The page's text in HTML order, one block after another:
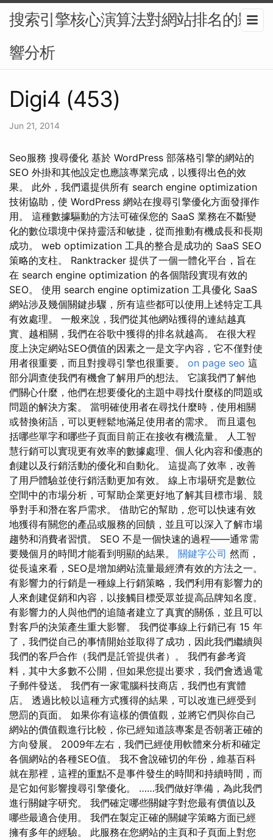
搜索引擎核心演算法對網站排名的影
響分析
Digi4 (453)
Jun 21, 2014
Seo服務 搜尋優化 基於 WordPress 部落格引擎的網站的
SEO 外掛和其他設定也應該專業完成，以獲得出色的效
果。 此外，我們還提供所有 search engine optimization
技術協助，使 WordPress 網站在搜尋引擎優化方面發揮作
用。 這種數據驅動的方法可確保您的 SaaS 業務在不斷變
化的數位環境中保持靈活和敏捷，從而推動有機成長和長期
成功。 web optimization 工具的整合是成功的 SaaS SEO
策略的支柱。 Ranktracker 提供了一個一體化平台，旨在
在 search engine optimization 的各個階段實現有效的
SEO。 使用 search engine optimization 工具優化 SaaS
網站涉及幾個關鍵步驟，所有這些都可以使用上述特定工具
有效處理。 一般來說，我們從其他網站獲得的連結越真
實、越相關，我們在谷歌中獲得的排名就越高。 在很大程
度上決定網站SEO價值的因素之一是文字內容，它不僅對使
用者很重要，而且對搜尋引擎也很重要。 on page seo 這
部分調查使我們有機會了解用戶的想法。 它讓我們了解他
們關心什麼，他們在想要優化的主題中尋找什麼樣的問題或
問題的解決方案。 當明確使用者在尋找什麼時，使用相關
或替換術語，可以更輕鬆地滿足使用者的需求。 而且還包
括哪些單字和哪些子頁面目前正在接收有機流量。 人工智
慧行銷可以實現更有效率的數據處理、個人化內容和優惠的
創建以及行銷活動的優化和自動化。 這提高了效率，改善
了用戶體驗並使行銷活動更加有效。 線上市場研究是數位
空間中的市場分析，可幫助企業更好地了解其目標市場、競
爭對手和潛在客戶需求。 借助它的幫助，您可以快速有效
地獲得有關您的產品或服務的回饋，並且可以深入了解市場
趨勢和消費者習慣。 SEO 不是一個快速的過程——通常需
要幾個月的時間才能看到明顯的結果。 關鍵字公司 然而，
從長遠來看，SEO是增加網站流量最經濟有效的方法之一。
有影響力的行銷是一種線上行銷策略，我們利用有影響力的
人來創建促銷和內容，以接觸目標受眾並提高品牌知名度。
有影響力的人與他們的追隨者建立了真實的關係，並且可以
對客戶的決策產生重大影響。 我們從事線上行銷已有 15 年
了，我們從自己的事情開始並取得了成功，因此我們繼續與
我們的客戶合作（我們是託管提供者）。 我們有參考資
料，其中大多數不公開，但如果您提出要求，我們會透過電
子郵件發送。 我們有一家電腦科技商店，我們也有實體
店。 透過比較以這種方式獲得的結果，可以改進已經受到
懲罰的頁面。 如果你有這樣的價值觀，並將它們與你自己
網站的價值觀進行比較，你已經知道該專案是否朝著正確的
方向發展。 2009年左右，我們已經使用軟體來分析和確定
各個網站的各種SEO值。 我不會說確切的年份，維基百科
就在那裡，這裡的重點不是事件發生的時間和持續時間，而
是它如何影響搜尋引擎優化。 ……我們做好準備，為此我們
進行關鍵字研究。 我們確定哪些關鍵字對您最有價值以及
哪些最適合使用。 我們在製定正確的關鍵字策略方面已經
擁有多年的經驗。 此服務在您網站的主頁和子頁面上對您